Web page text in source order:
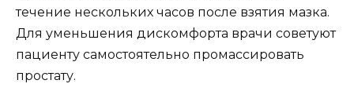
течение нескольких часов после взятия мазка.
Для уменьшения дискомфорта врачи советуют
пациенту самостоятельно промассировать
простату.